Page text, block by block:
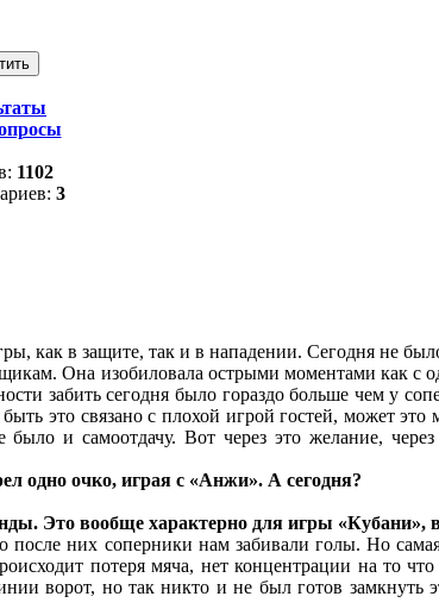
1102
3
как в защите, так и в нападении. Сегодня не
Она изобиловала острыми моментами как с
забить сегодня было гораздо больше чем у
это связано с плохой игрой гостей, может это
и самоотдачу. Вот через это желание, через
одно очко, играя с «Анжи». А сегодня?
Это вообще характерно для игры «Кубани»,
них соперники нам забивали голы. Но
потеря мяча, нет концентрации на то
ворот, но так никто и не был готов замкнуть